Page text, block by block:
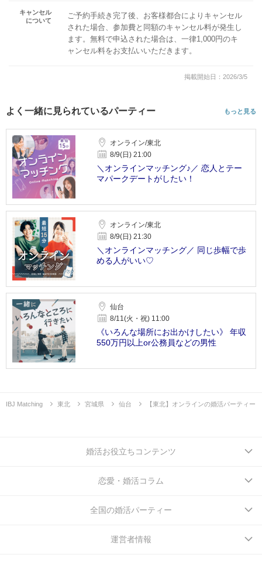
キャンセル
について
ご予約手続き完了後、お客様都合によりキャンセル
された場合、参加費と同額のキャンセル料が発生し
ます。無料で申込された場合は、一律1,000円のキ
ャンセル料をお支払いいただきます。
掲載開始日：2026/3/5
よく一緒に見られているパーティー もっと見る
オンライン/東北
8/9(日) 21:00
＼オンラインマッチング♪／ 恋人とテー
マパークデートがしたい！
オンライン/東北
8/9(日) 21:30
＼オンラインマッチング／ 同じ歩幅で歩
める人がいい♡
仙台
8/11(火・祝) 11:00
《いろんな場所にお出かけしたい》 年収
550万円以上or公務員などの男性
IBJ Matching 東北 宮城県 仙台 【東北】オンラインの婚活パーティー
婚活お役立ちコンテンツ
恋愛・婚活コラム
全国の婚活パーティー
運営者情報